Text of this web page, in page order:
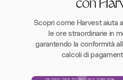
con
Scopri come Harvest aiuta
le ore straordinarie in
garantendo la conformità
calcoli di